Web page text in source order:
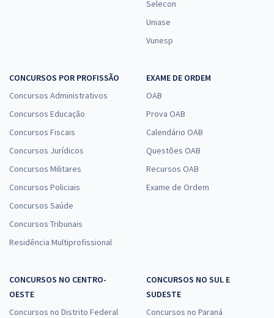
Selecon
Uniase
Vunesp
CONCURSOS POR PROFISSÃO
Concursos Administrativos
Concursos Educação
Concursos Fiscais
Concursos Jurídicos
Concursos Militares
Concursos Policiais
Concursos Saúde
Concursos Tribunais
Residência Multiprofissional
EXAME DE ORDEM
OAB
Prova OAB
Calendário OAB
Questões OAB
Recursos OAB
Exame de Ordem
CONCURSOS NO CENTRO-
OESTE
Concursos no Distrito Federal
CONCURSOS NO SUL E
SUDESTE
Concursos no Paraná